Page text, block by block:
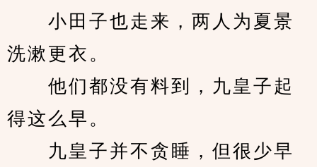
小田子也走来，两人为夏景
洗漱更衣。
他们都没有料到，九皇子起
得这么早。
九皇子并不贪睡，但很少早